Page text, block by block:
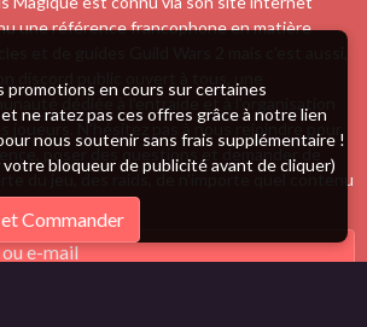
promotions en cours sur certaines
ne ratez pas ces offres grâce à notre lien
nous soutenir sans frais supplémentaire !
bloqueur de publicité avant de cliquer)
Commander
une référence francophone en matière
dédiée à l'entraide et à l'organisation
joueurs. N'hésitez pas à nous rejoindre pour
poser des questions et demander de
du jeu, des raids, de n'importe quel contenu
succès.